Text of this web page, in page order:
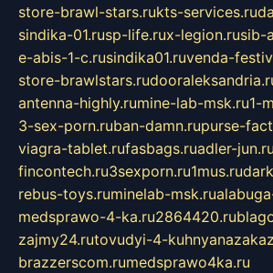
store-brawl-stars.rukts-services.ru
sindika-01.rusp-life.rux-legion.rusib-
e-abis-1-c.rusindika01.ruvenda-
store-brawlstars.ru
antenna-highly.rumine-lab-msk.ru1-
3-sex-porn.ruban-damn.rupurse-
viagra-tablet.rufasbags.ruadler-jun.ru
fincontech.ru3sexporn.ru1mus.ru
rebus-toys.ruminelab-msk.ru
medsprawo-4-ka.ru2864420.ru
zajmy24.rutovudyi-4-
brazzerscom.rumedsprawo4ka.ru